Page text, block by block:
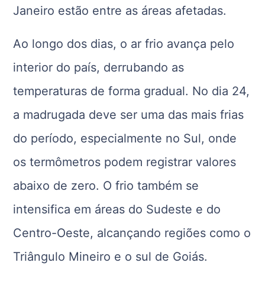
Janeiro estão entre as áreas afetadas.
Ao longo dos dias, o ar frio avança pelo
interior do país, derrubando as
temperaturas de forma gradual. No dia 24,
a madrugada deve ser uma das mais frias
do período, especialmente no Sul, onde
os termômetros podem registrar valores
abaixo de zero. O frio também se
intensifica em áreas do Sudeste e do
Centro-Oeste, alcançando regiões como o
Triângulo Mineiro e o sul de Goiás.